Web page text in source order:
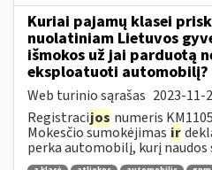
Kuriai pajamų klasei
nuolatiniam Lietuvos
išmokos už jai parduotą
eksploatuoti automobilį?
Web turinio sąrašas 2023-11-
Registracijos numeris
Mokesčio sumokėjimas ir
perka automobilį, kurį naudos